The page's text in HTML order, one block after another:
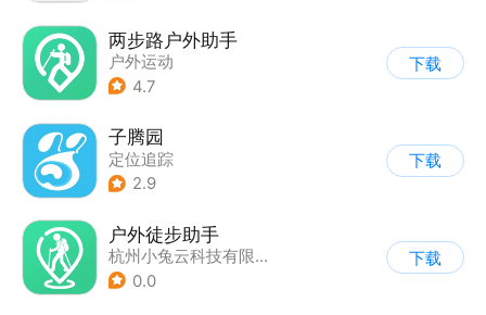
两步路户外助手
户外运动
4.7
下载
子腾园
定位追踪
2.9
下载
户外徒步助手
杭州小兔云科技有限公司
0.0
下载